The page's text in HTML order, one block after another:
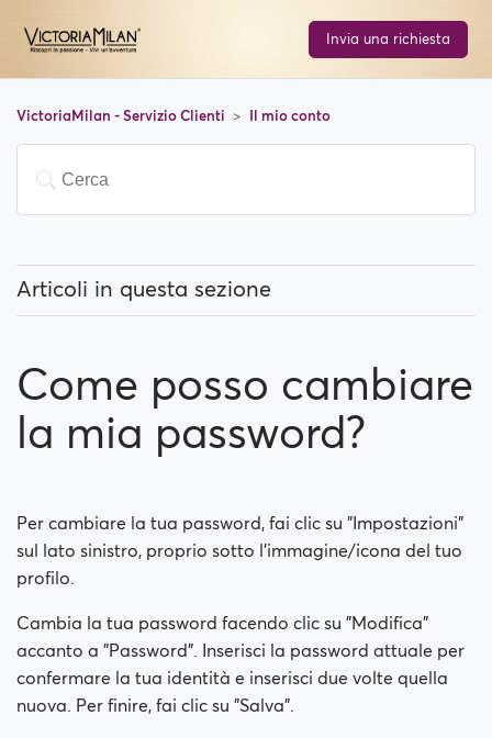
Invia una richiesta
VictoriaMilan - Servizio Clienti Il mio conto
Articoli in questa sezione
Come posso cambiare la mia password?
Come posso modificare le informazioni del mio
Come posso modificare le informazioni sul mio
sesso/orientamento sessuale?
Come posso disattivare il mio conto?
Come posso modificare la mia visibilità nelle
ricerche?
Come posso modificare la mia visibilità online?
Come posso cambiare
la mia password?
Per cambiare la tua password, fai clic su "Impostazioni"
sul lato sinistro, proprio sotto l'immagine/icona del tuo
profilo.
Cambia la tua password facendo clic su "Modifica"
accanto a "Password". Inserisci la password attuale per
confermare la tua identità e inserisci due volte quella
nuova. Per finire, fai clic su "Salva".